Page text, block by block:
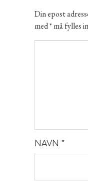
Din epost
med * må fylles
NAVN *